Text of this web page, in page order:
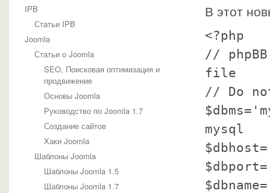
IPB
Статьи IPB
Joomla
Статьи о Joomla
SEO, Поисковая оптимизация и
продвижение
Основы Joomla
Руководство по Joomla 1.7
Создание сайтов
Хаки Joomla
Шаблоны Joomla
Шаблоны Joomla 1.5
Шаблоны Joomla 1.7
В этот
<?php
//
file
// Do
mysql